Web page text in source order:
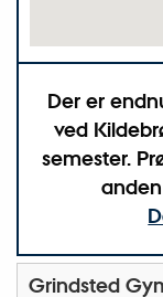
Der er
ved
semester.
Grindsted